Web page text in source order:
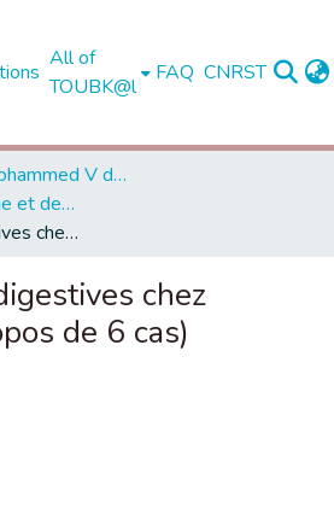
All of
TOUBK@l
FAQ CNRST
Université Mohammed V de Rabat
Faculté de Médecine et de Pharmacie - Rabat
Duplications digestives chez l'enfant (à propos de 6 cas)
chez
de 6 cas)